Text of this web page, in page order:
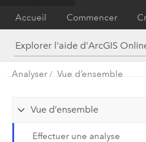
Accueil Commencer
Analyser Vue d’ensemble
Vue d’ensemble
Effectuer une analyse